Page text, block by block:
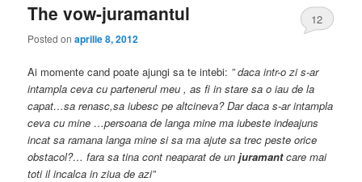
The vow-juramantul
Posted onaprilie 8, 2012
12
Ai momente cand poate ajungi sa te intebi: ” daca intr-o zi s-ar
intampla ceva cu partenerul meu , as fi in stare sa o iau de la
capat…sa renasc,sa iubesc pe altcineva? Dar daca s-ar intampla
ceva cu mine …persoana de langa mine ma iubeste indeajuns
incat sa ramana langa mine si sa ma ajute sa trec peste orice
obstacol?… fara sa tina cont neaparat de unjuramantcare mai
toti il incalca in ziua de azi”